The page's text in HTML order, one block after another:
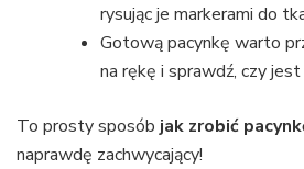
rysując je markerami do
Gotową pacynkę warto
na rękę i sprawdź, czy
To prosty sposób jak zrobić
naprawdę zachwycający!